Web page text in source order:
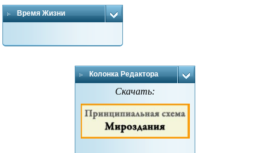
Время Жизни
Колонка Редактора
Скачать: